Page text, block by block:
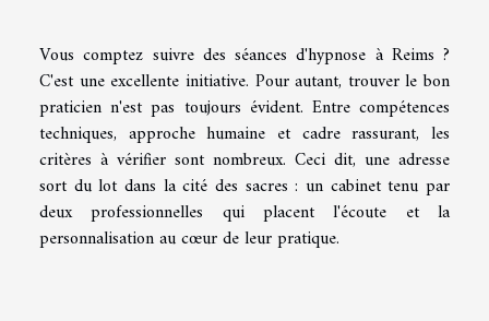
Vous comptez suivre des séances d'hypnose à Reims ?
C'est une excellente initiative. Pour autant, trouver le bon
praticien n'est pas toujours évident. Entre compétences
techniques, approche humaine et cadre rassurant, les
critères à vérifier sont nombreux. Ceci dit, une adresse
sort du lot dans la cité des sacres : un cabinet tenu par
deux professionnelles qui placent l'écoute et la
personnalisation au cœur de leur pratique.